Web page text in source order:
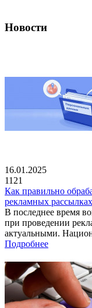
Новости
16.01.2025
1121
Как правильно
рекламных
В последнее время
при проведении
актуальными.
Подробнее